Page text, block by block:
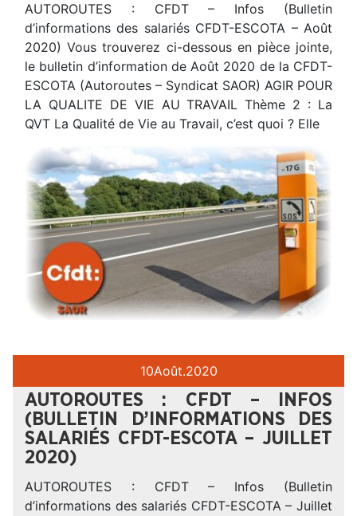
AUTOROUTES : CFDT – Infos (Bulletin
d’informations des salariés CFDT-ESCOTA – Août
2020) Vous trouverez ci-dessous en pièce jointe,
le bulletin d’information de Août 2020 de la CFDT-
ESCOTA (Autoroutes – Syndicat SAOR) AGIR POUR
LA QUALITE DE VIE AU TRAVAIL Thème 2 : La
QVT La Qualité de Vie au Travail, c’est quoi ? Elle
10Août.2020
AUTOROUTES : CFDT – INFOS
(BULLETIN D’INFORMATIONS DES
SALARIÉS CFDT-ESCOTA – JUILLET
2020)
AUTOROUTES : CFDT – Infos (Bulletin
d’informations des salariés CFDT-ESCOTA – Juillet